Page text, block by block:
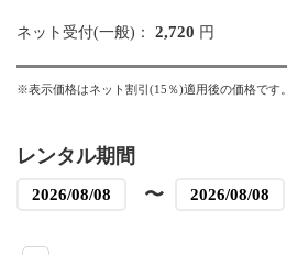
ネット受付(一般)： 2,720 円
※表示価格はネット割引(15％)適用後の価格です。
レンタル期間
〜